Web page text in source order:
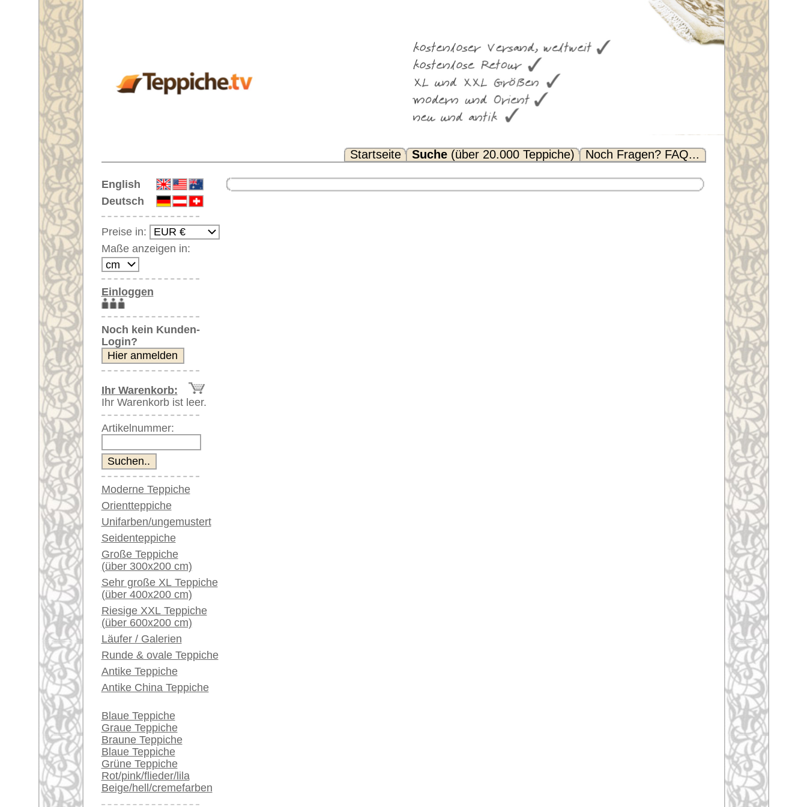
Noch Fragen? FAQ...
English
Deutsch
Preise in:
Maße anzeigen in:
Einloggen
Noch kein Kunden-
Login?
Ihr Warenkorb:
Ihr Warenkorb ist leer.
Artikelnummer:
Moderne Teppiche
Orientteppiche
Unifarben/ungemustert
Seidenteppiche
Große Teppiche
(über 300x200 cm)
Sehr große XL Teppiche
(über 400x200 cm)
Riesige XXL Teppiche
(über 600x200 cm)
Läufer / Galerien
Runde & ovale Teppiche
Antike Teppiche
Antike China Teppiche
Blaue Teppiche
Graue Teppiche
Braune Teppiche
Blaue Teppiche
Grüne Teppiche
Rot/pink/flieder/lila
Beige/hell/cremefarben
Ein kleines Teppich-
Glossar...
Händler können ihre
großen Teppiche hier
verkaufen
Info Center
Häufige Fragen (FAQ)
AGB
Bestellvorgang
Lieferung und Zahlung
Widerrufsrecht
Datenschutz
USA / Canada: +1 646-688-1335